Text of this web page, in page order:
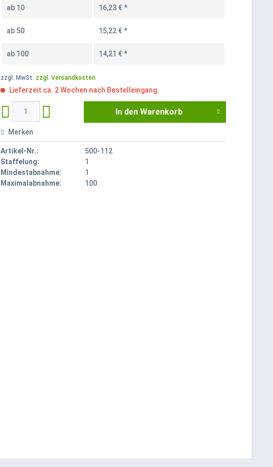
ab 10 16,23 € *
ab 50 15,22 € *
ab 100 14,21 € *
zzgl. MwSt. zzgl. Versandkosten
Lieferzeit ca. 2 Wochen nach Bestelleingang.
In den Warenkorb
Merken
Artikel-Nr.:
500-112
Staffelung:
1
Mindestabnahme:
1
Maximalabnahme:
100